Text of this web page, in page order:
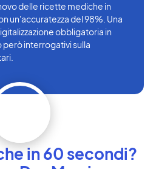
delle ricette mediche in
un'accuratezza del 98%. Una
obbligatoria in
interrogativi sulla
in 60 secondi?